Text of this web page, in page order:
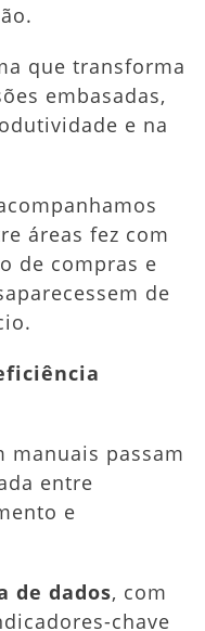
que transforma
embasadas,
e na
áreas fez com
de compras e
de
manuais passam
entre
e
de dados, com
chave